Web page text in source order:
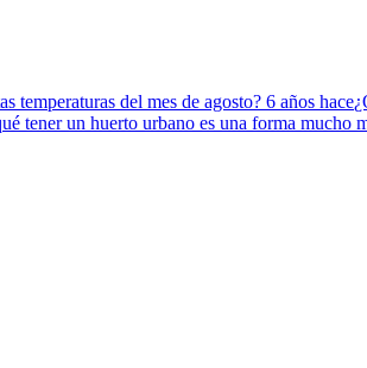
temperaturas del mes de agosto? 6 años hace
tener un huerto urbano es una forma mucho